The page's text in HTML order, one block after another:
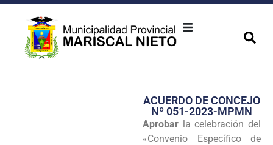
Transparencia
Seguridad
ACUERDO DE CONCEJO
Nº 051-2023-MPMN
Aprobar la celebración del
«Convenio Específico de